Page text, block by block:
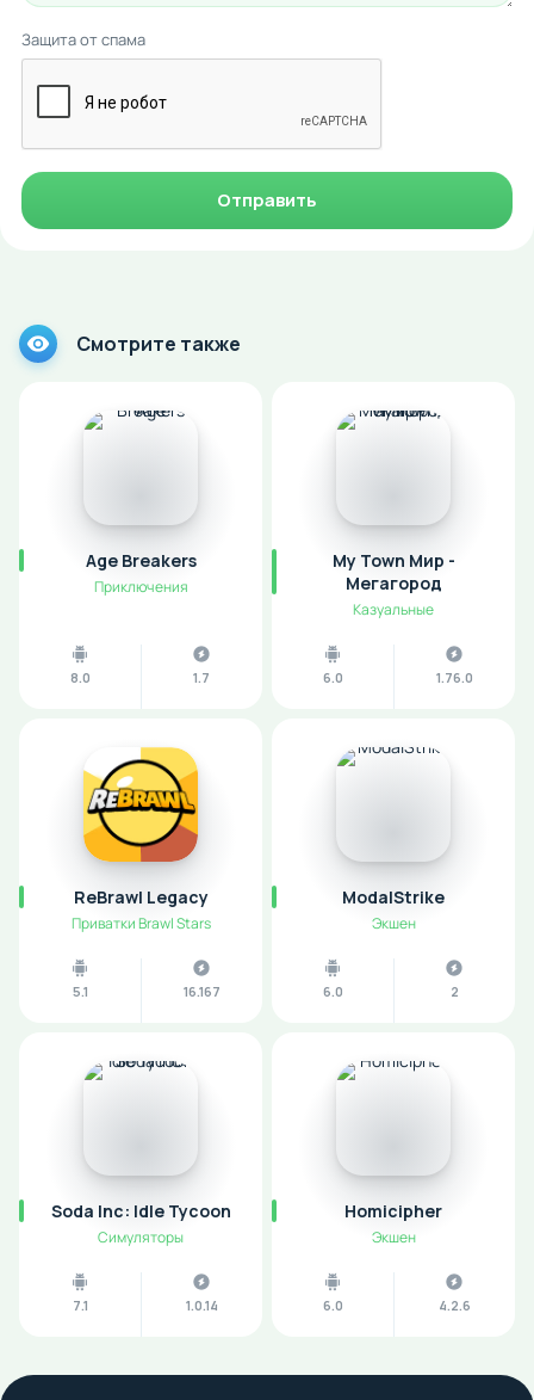
Защита от спама
Отправить
Смотрите также
Age Breakers
Приключения
8.0 1.7
My Town Мир -
Mегагород
Казуальные
6.0 1.76.0
ReBrawl Legacy
Приватки Brawl Stars
5.1 16.167
ModalStrike
Экшен
6.0 2
Soda Inc: Idle Tycoon
Симуляторы
7.1 1.0.14
Homicipher
Экшен
6.0 4.2.6